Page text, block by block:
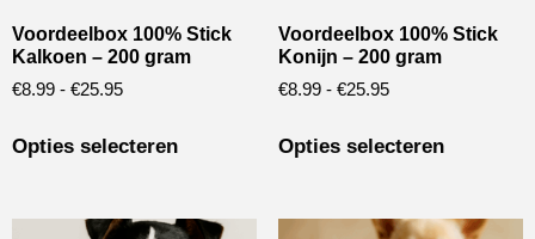
Voordeelbox 100% Stick
Kalkoen – 200 gram
€8.99 - €25.95
Opties selecteren
Voordeelbox 100% Stick
Konijn – 200 gram
€8.99 - €25.95
Opties selecteren